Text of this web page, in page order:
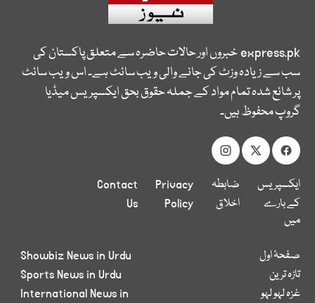
express.pkخبروں اور حالات حاضرہ سے متعلق پاکستان کی
سب سے زیادہ وزٹ کی جانے والی ویب سائٹ ہے۔ اس ویب سائٹ
پر شائع شدہ تمام مواد کے جملہ حقوق بحق ایکسپریس میڈیا
گروپ محفوظ ہیں۔
ایکسپریس
کے بارے
میں
ضابطہ
اخلاق
Privacy
Policy
Contact
Us
صفحۂ اول
تازہ ترین
غزہ لہو لہو
Showbiz News in Urdu
Sports News in Urdu
International News in